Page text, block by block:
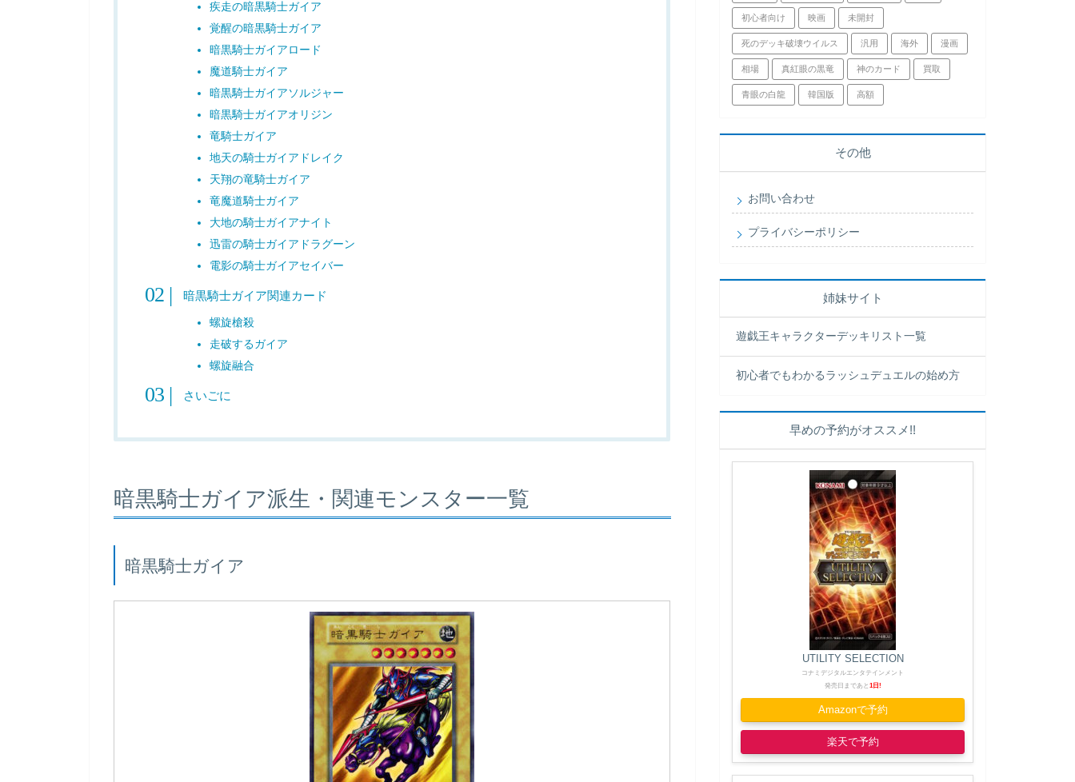
疾走の暗黒騎士ガイア
覚醒の暗黒騎士ガイア
暗黒騎士ガイアロード
魔道騎士ガイア
暗黒騎士ガイアソルジャー
暗黒騎士ガイアオリジン
竜騎士ガイア
地天の騎士ガイアドレイク
天翔の竜騎士ガイア
竜魔道騎士ガイア
大地の騎士ガイアナイト
迅雷の騎士ガイアドラグーン
電影の騎士ガイアセイバー
暗黒騎士ガイア関連カード
螺旋槍殺
走破するガイア
螺旋融合
さいごに
暗黒騎士ガイア派生・関連モンスター一覧
暗黒騎士ガイア
初心者向け 映画 未開封
死のデッキ破壊ウイルス 汎用 海外 漫画
相場 真紅眼の黒竜 神のカード 買取
青眼の白龍 韓国版 高額
その他
お問い合わせ
プライバシーポリシー
姉妹サイト
遊戯王キャラクターデッキリスト一覧
初心者でもわかるラッシュデュエルの始め方
早めの予約がオススメ!!
UTILITY SELECTION
コナミデジタルエンタテインメント
発売日まであと 1日!
Amazonで予約
楽天で予約